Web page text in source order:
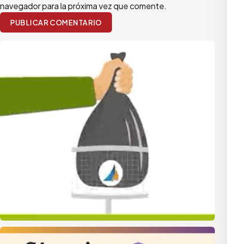
navegador para la próxima vez que comente.
PUBLICAR COMENTARIO
quilmes